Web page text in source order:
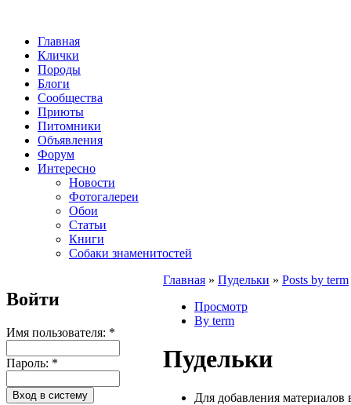
Главная
Клички
Породы
Блоги
Сообщества
Приюты
Питомники
Объявления
Форум
Интересно
Новости
Фотогалереи
Обои
Статьи
Книги
Собаки знаменитостей
Войти
Имя пользователя: *
Пароль: *
Главная » Пудельки » Posts by term
Просмотр
By term
Пудельки
Для добавления